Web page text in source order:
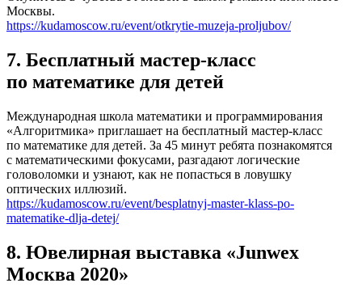
Москвы.
https://kudamoscow.ru/event/otkrytie-muzeja-proljubov/
7. Бесплатный мастер-класс
по математике для детей
Международная школа математики и программирования
«Алгоритмика» приглашает на бесплатный мастер-класс
по математике для детей. За 45 минут ребята познакомятся
с математическими фокусами, разгадают логические
головоломки и узнают, как не попасться в ловушку
оптических иллюзий.
https://kudamoscow.ru/event/besplatnyj-master-klass-po-
matematike-dlja-detej/
8. Ювелирная выставка «Junwex
Москва 2020»